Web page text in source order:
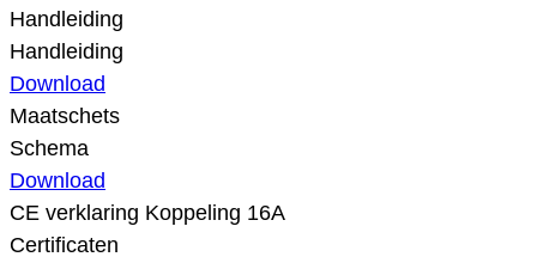
Handleiding
Handleiding
Download
Maatschets
Schema
Download
CE verklaring Koppeling 16A
Certificaten